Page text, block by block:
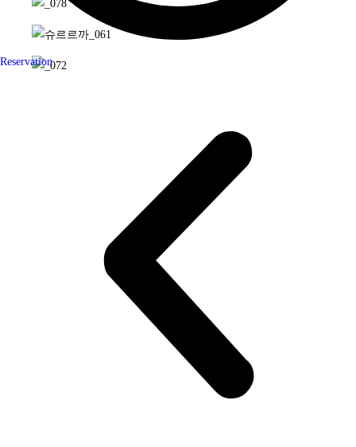
Reservation